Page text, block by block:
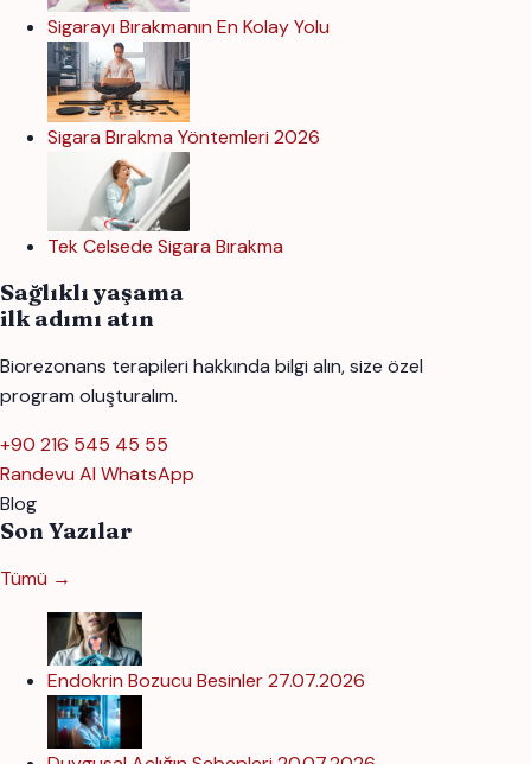
Sigarayı Bırakmanın En Kolay Yolu
Sigara Bırakma Yöntemleri 2026
Tek Celsede Sigara Bırakma
Sağlıklı yaşama
ilk adımı atın
Biorezonans terapileri hakkında bilgi alın, size özel
program oluşturalım.
+90 216 545 45 55
Randevu Al WhatsApp
Blog
Son Yazılar
Tümü →
Endokrin Bozucu Besinler27.07.2026